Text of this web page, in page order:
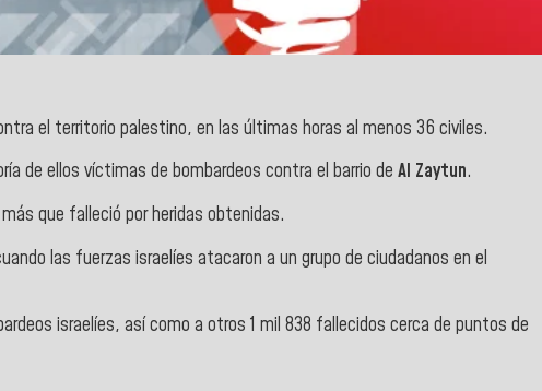
el territorio palestino, en las últimas horas al menos 36 civiles.
de ellos víctimas de bombardeos contra el barrio de Al Zaytun.
que falleció por heridas obtenidas.
las fuerzas israelíes atacaron a un grupo de ciudadanos en el
israelíes, así como a otros 1 mil 838 fallecidos cerca de puntos de